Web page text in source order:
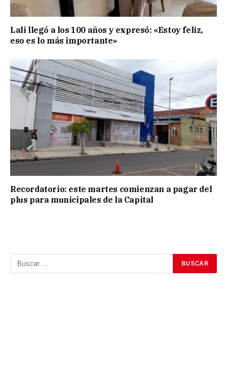
Lali llegó a los 100 años y expresó: «Estoy feliz,
eso es lo más importante»
Recordatorio: este martes comienzan a pagar del
plus para municipales de la Capital